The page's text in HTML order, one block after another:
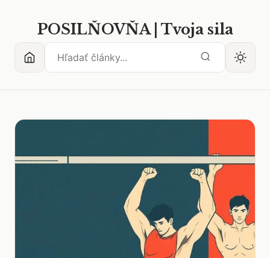
POSILŇOVŇA | Tvoja sila